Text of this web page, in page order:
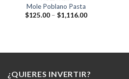
Mole Poblano Pasta
$125.00 – $1,116.00
¿QUIERES INVERTIR?